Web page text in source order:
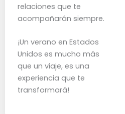
relaciones que te
acompañarán siempre.
¡Un verano en Estados
Unidos es mucho más
que un viaje, es una
experiencia que te
transformará!